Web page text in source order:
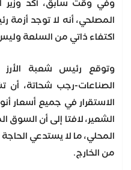
وفي وقت سابق، أكد وزير
المصلحي، أنه لا توجد أزمة
اكتفاء ذاتي من السلعة
وتوقع رئيس شعبة الأرز
الصناعات-رجب شحاتة، أن
الاستقرار في جميع أسعار
الشعير، لافتا إلى أن السوق
المحلي، ما لا يستدعي الحاجة
من الخارج.